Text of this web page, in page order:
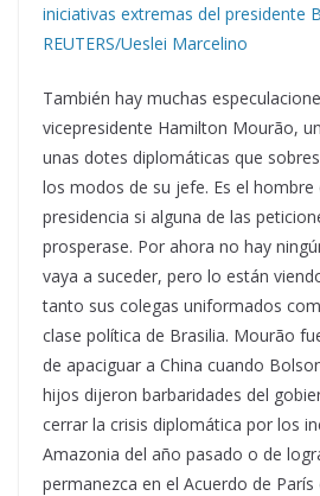
iniciativas extremas del presidente
REUTERS/Ueslei Marcelino
También hay muchas
vicepresidente Hamilton Mourão,
unas dotes diplomáticas que
los modos de su jefe. Es el hombre
presidencia si alguna de las
prosperase. Por ahora no hay
vaya a suceder, pero lo están
tanto sus colegas uniformados
clase política de Brasilia. Mourão
de apaciguar a China cuando
hijos dijeron barbaridades del
cerrar la crisis diplomática por los
Amazonia del año pasado o de
permanezca en el Acuerdo de